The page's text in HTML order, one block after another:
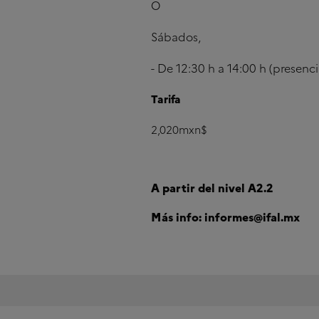
O
Sábados,
- De 12:30 h a 14:00 h
Tarifa
2,020mxn$
A partir del nivel A2.2
Más info: informes@ifal.mx